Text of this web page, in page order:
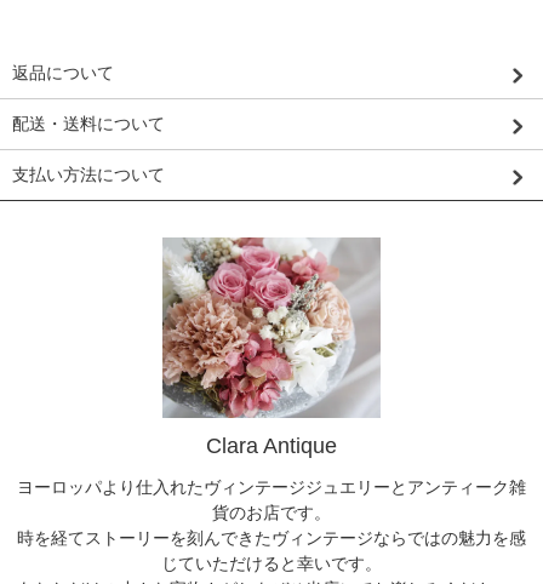
返品について
配送・送料について
支払い方法について
Clara Antique
ヨーロッパより仕入れたヴィンテージジュエリーとアンティーク雑
貨のお店です。
時を経てストーリーを刻んできたヴィンテージならではの魅力を感
じていただけると幸いです。